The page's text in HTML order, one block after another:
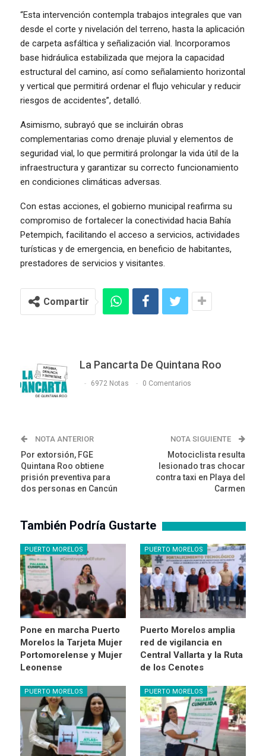
“Esta intervención contempla trabajos integrales que van
desde el corte y nivelación del terreno, hasta la aplicación
de carpeta asfáltica y señalización vial. Incorporamos
base hidráulica estabilizada que mejora la capacidad
estructural del camino, así como señalamiento horizontal
y vertical que permitirá ordenar el flujo vehicular y reducir
riesgos de accidentes”, detalló.
Asimismo, subrayó que se incluirán obras
complementarias como drenaje pluvial y elementos de
seguridad vial, lo que permitirá prolongar la vida útil de la
infraestructura y garantizar su correcto funcionamiento
en condiciones climáticas adversas.
Con estas acciones, el gobierno municipal reafirma su
compromiso de fortalecer la conectividad hacia Bahía
Petempich, facilitando el acceso a servicios, actividades
turísticas y de emergencia, en beneficio de habitantes,
prestadores de servicios y visitantes.
Compartir
La Pancarta De Quintana Roo
6972 Notas 0 Comentarios
NOTA ANTERIOR
Por extorsión, FGE
Quintana Roo obtiene
prisión preventiva para
dos personas en Cancún
NOTA SIGUIENTE
Motociclista resulta
lesionado tras chocar
contra taxi en Playa del
Carmen
También Podría Gustarte
PUERTO MORELOS
Pone en marcha Puerto
Morelos la Tarjeta Mujer
Portomorelense y Mujer
Leonense
PUERTO MORELOS
Puerto Morelos amplia
red de vigilancia en
Central Vallarta y la Ruta
de los Cenotes
PUERTO MORELOS PUERTO MORELOS